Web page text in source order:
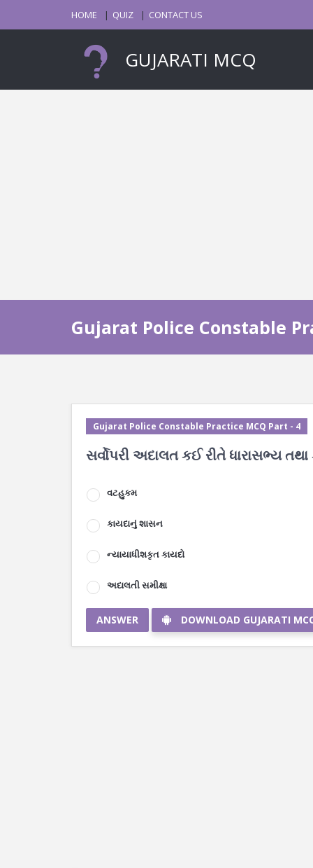
HOME QUIZ CONTACT US
GUJARATI MCQ
Gujarat Police Constable
Gujarat Police Constable Practice MCQ Part - 4
સર્વોપરી અદાલત કઈ રીતે ધારાસભ્ય
વટહુકમ
કાયદાનું શાસન
ન્યાયાધીશકૃત કાયદો
અદાલતી સમીક્ષા
ANSWER DOWNLOAD GUJARATI